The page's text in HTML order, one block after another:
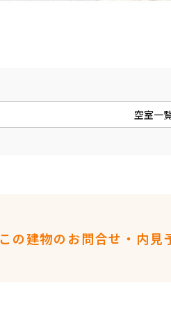
空室一
この建物のお問合せ・内見